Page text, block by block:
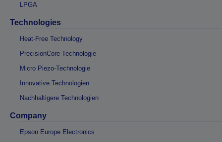
LPGA
Technologies
Heat-Free Technology
PrecisionCore-Technologie
Micro Piezo-Technologie
Innovative Technologien
Nachhaltigere Technologien
Company
Epson Europe Electronics